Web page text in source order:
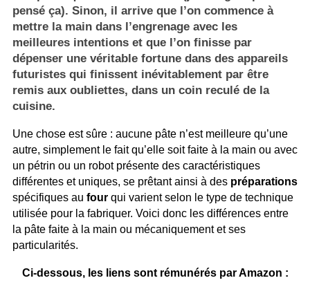
pensé ça). Sinon, il arrive que l’on commence à
mettre la main dans l’engrenage avec les
meilleures intentions et que l’on finisse par
dépenser une véritable fortune dans des appareils
futuristes qui finissent inévitablement par être
remis aux oubliettes, dans un coin reculé de la
cuisine.
Une chose est sûre : aucune pâte n’est meilleure qu’une
autre, simplement le fait qu’elle soit faite à la main ou avec
un pétrin ou un robot présente des caractéristiques
différentes et uniques, se prêtant ainsi à des préparations
spécifiques au four qui varient selon le type de technique
utilisée pour la fabriquer. Voici donc les différences entre
la pâte faite à la main ou mécaniquement et ses
particularités.
Ci-dessous, les liens sont rémunérés par Amazon :